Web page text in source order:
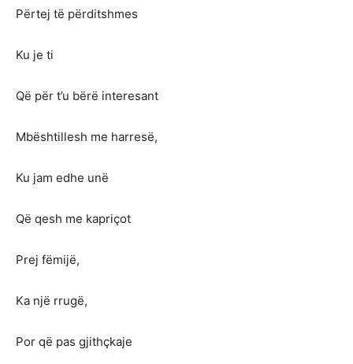
Përtej të përditshmes
Ku je ti
Që për t’u bërë interesant
Mbështillesh me harresë,
Ku jam edhe unë
Që qesh me kapriçot
Prej fëmijë,
Ka një rrugë,
Por që pas gjithçkaje